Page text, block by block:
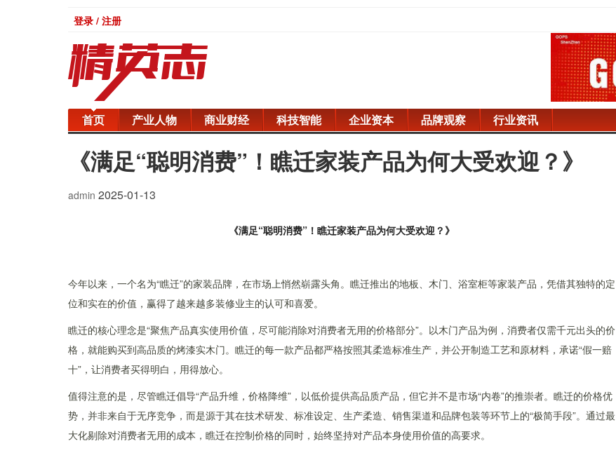
登录 / 注册
首页 产业人物 商业财经 科技智能 企业资本 品牌观察 行业资讯
《满足“聪明消费”！瞧迁家装产品为何大受欢迎？》
admin 2025-01-13
《满足“聪明消费”！瞧迁家装产品为何大受欢迎？》
今年以来，一个名为“瞧迁”的家装品牌，在市场上悄然崭露头角。瞧迁推出的地板、木门、浴室柜等家装产品，凭借其独特的定
位和实在的价值，赢得了越来越多装修业主的认可和喜爱。
瞧迁的核心理念是“聚焦产品真实使用价值，尽可能消除对消费者无用的价格部分”。以木门产品为例，消费者仅需千元出头的价
格，就能购买到高品质的烤漆实木门。瞧迁的每一款产品都严格按照其柔造标准生产，并公开制造工艺和原材料，承诺“假一赔
十”，让消费者买得明白，用得放心。
值得注意的是，尽管瞧迁倡导“产品升维，价格降维”，以低价提供高品质产品，但它并不是市场“内卷”的推崇者。瞧迁的价格优
势，并非来自于无序竞争，而是源于其在技术研发、标准设定、生产柔造、销售渠道和品牌包装等环节上的“极简手段”。通过最
大化剔除对消费者无用的成本，瞧迁在控制价格的同时，始终坚持对产品本身使用价值的高要求。